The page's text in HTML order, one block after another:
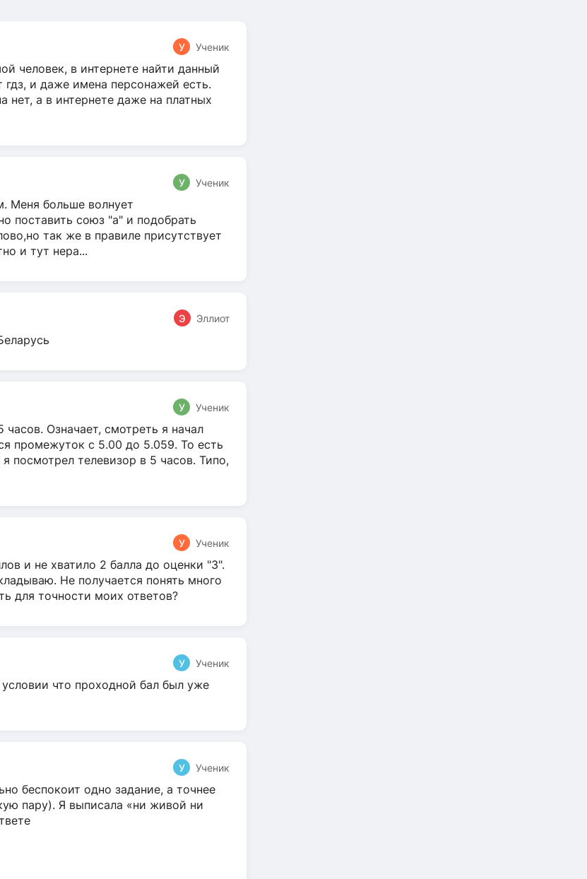
У Ученик
человек, в интернете найти данный
гдз, и даже имена персонажей есть.
нет, а в интернете даже на платных
У Ученик
Меня больше волнует
поставить союз "а" и подобрать
так же в правиле присутствует
и тут нера...
Э Эллиот
У Ученик
Означает, смотреть я начал
промежуток с 5.00 до 5.059. То есть
посмотрел телевизор в 5 часов. Типо,
У Ученик
и не хватило 2 балла до оценки "3".
Не получается понять много
для точности моих ответов?
У Ученик
что проходной бал был уже
У Ученик
беспокоит одно задание, а точнее
пару). Я выписала «ни живой ни